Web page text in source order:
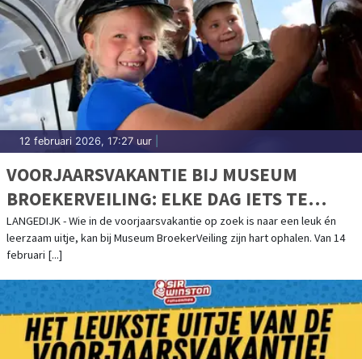
12 februari 2026, 17:27 uur
VOORJAARSVAKANTIE BIJ MUSEUM
BROEKERVEILING: ELKE DAG IETS TE
BELEVEN!
LANGEDIJK - Wie in de voorjaarsvakantie op zoek is naar een leuk én
leerzaam uitje, kan bij Museum BroekerVeiling zijn hart ophalen. Van 14
februari [...]